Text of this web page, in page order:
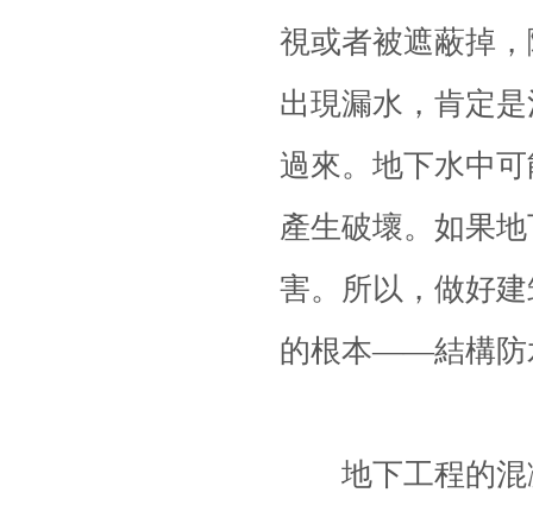
視或者被遮蔽掉
出現漏水 ，肯定
過來。地下水中
產生破壞。如果
害。所以，做好
的根本——結構防
地下工程的混